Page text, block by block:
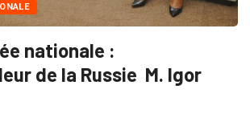
nationale :
de la Russie M. Igor